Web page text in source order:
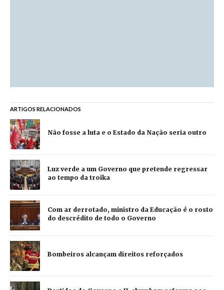
ARTIGOS RELACIONADOS
Não fosse a luta e o Estado da Nação seria outro
Luz verde a um Governo que pretende regressar
ao tempo da troika
Com ar derrotado, ministro da Educação é o rosto
do descrédito de todo o Governo
Bombeiros alcançam direitos reforçados